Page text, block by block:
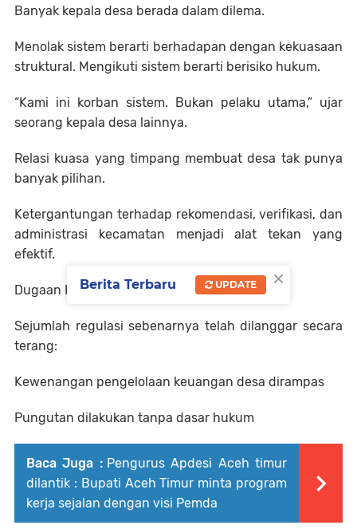
Banyak kepala desa berada dalam dilema.
Menolak sistem berarti berhadapan dengan kekuasaan
struktural. Mengikuti sistem berarti berisiko hukum.
“Kami ini korban sistem. Bukan pelaku utama,” ujar
seorang kepala desa lainnya.
Relasi kuasa yang timpang membuat desa tak punya
banyak pilihan.
Ketergantungan terhadap rekomendasi, verifikasi, dan
administrasi kecamatan menjadi alat tekan yang
efektif.
Dugaan Pelanggaran Berlapis
Sejumlah regulasi sebenarnya telah dilanggar secara
terang:
Kewenangan pengelolaan keuangan desa dirampas
Pungutan dilakukan tanpa dasar hukum
Baca Juga : Pengurus Apdesi Aceh timur
dilantik : Bupati Aceh Timur minta program
kerja sejalan dengan visi Pemda
×
Berita Terbaru UPDATE